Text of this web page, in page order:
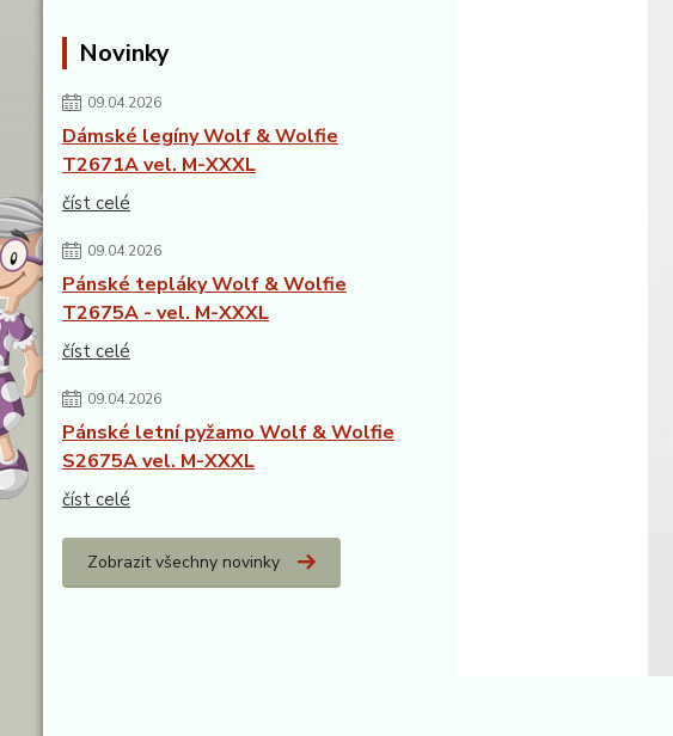
Novinky
09.04.2026
Dámské legíny Wolf & Wolfie
T2671A vel. M-XXXL
číst celé
09.04.2026
Pánské tepláky Wolf & Wolfie
T2675A - vel. M-XXXL
číst celé
09.04.2026
Pánské letní pyžamo Wolf & Wolfie
S2675A vel. M-XXXL
číst celé
Zobrazit všechny novinky